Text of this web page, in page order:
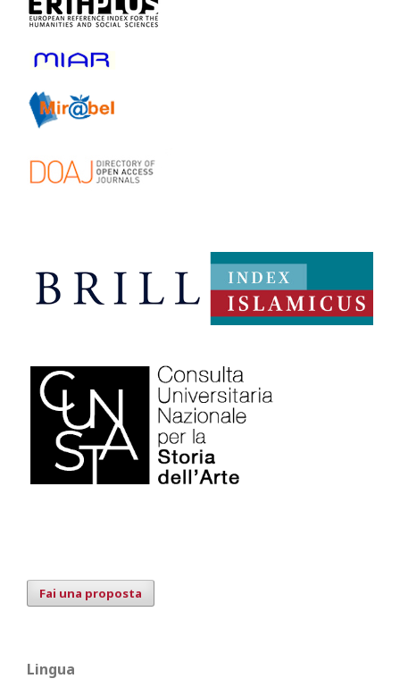
Fai una proposta
Lingua